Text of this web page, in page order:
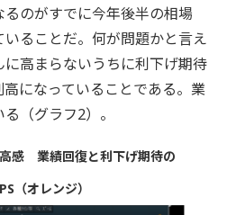
のがすでに今年後半の相場
ることだ。何が問題かと言え
高まらないうちに利下げ期待
になっていることである。業
（グラフ2）。
高感 業績回復と利下げ期待の
（オレンジ）